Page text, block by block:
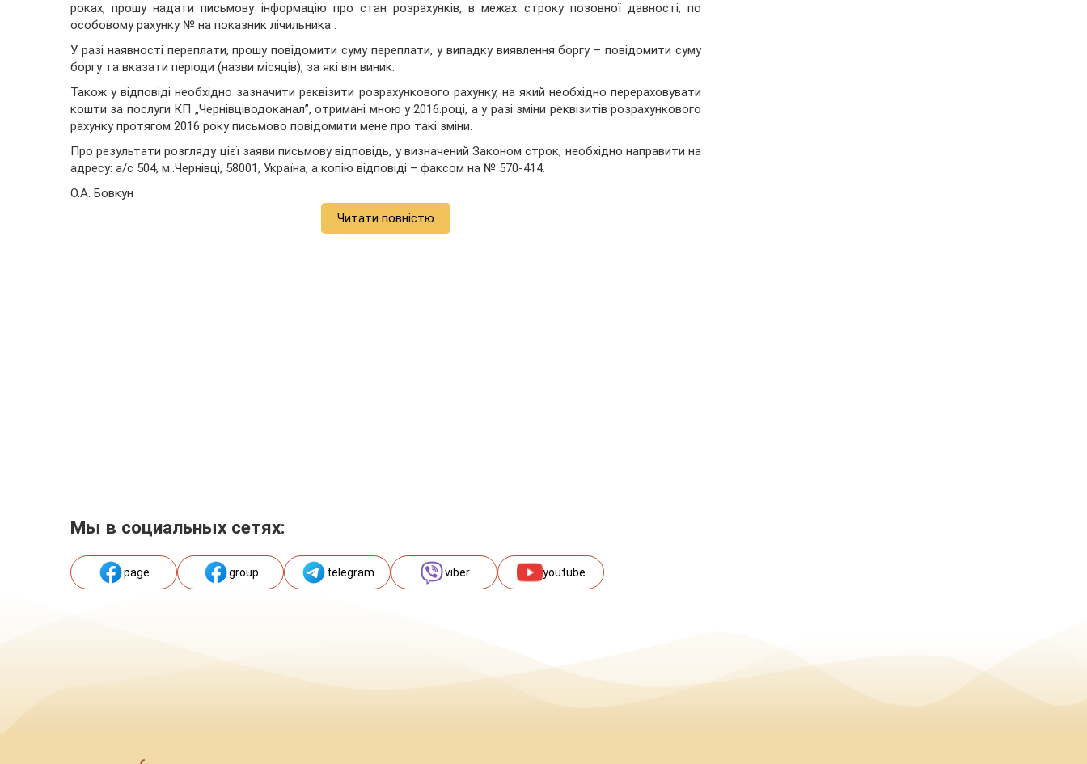
роках, прошу надати письмову інформацію про стан розрахунків, в межах строку позовної давності, по
особовому рахунку № на показник лічильника .
У разі наявності переплати, прошу повідомити суму переплати, у випадку виявлення боргу – повідомити суму
боргу та вказати періоди (назви місяців), за які він виник.
Також у відповіді необхідно зазначити реквізити розрахункового рахунку, на який необхідно перераховувати
кошти за послуги КП „Чернівціводоканал”, отримані мною у 2016.році, а у разі зміни реквізитів розрахункового
рахунку протягом 2016 року письмово повідомити мене про такі зміни.
Про результати розгляду цієї заяви письмову відповідь, у визначений Законом строк, необхідно направити на
адресу: а/с 504, м..Чернівці, 58001, Україна, а копію відповіді – факсом на № 570-414.
О.А. Бовкун
Читати повністю
Мы в социальных сетях:
page group telegram viber youtube